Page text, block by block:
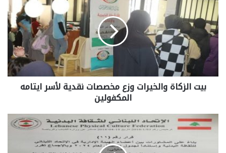
بيت الزكاة والخيرات وزع مخصصات نقدية لأسر ايتامه
المكفولين